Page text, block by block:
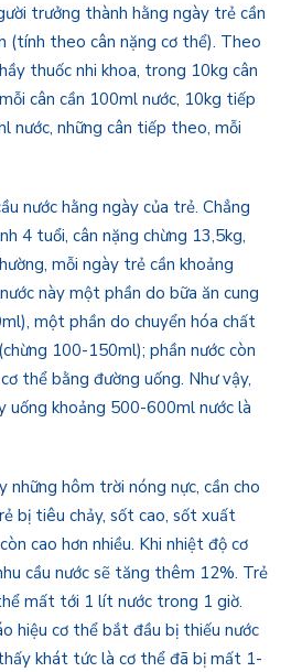
trưởng thành hằng ngày trẻ cần
(tính theo cân nặng cơ thể). Theo
thuốc nhi khoa, trong 10kg cân
cân cần 100ml nước, 10kg tiếp
nước, những cân tiếp theo, mỗi
nước hằng ngày của trẻ. Chẳng
4 tuổi, cân nặng chừng 13,5kg,
mỗi ngày trẻ cần khoảng
này một phần do bữa ăn cung
một phần do chuyển hóa chất
100-150ml); phần nước còn
thể bằng đường uống. Như vậy,
uống khoảng 500-600ml nước là
những hôm trời nóng nực, cần cho
bị tiêu chảy, sốt cao, sốt xuất
cao hơn nhiều. Khi nhiệt độ cơ
cầu nước sẽ tăng thêm 12%. Trẻ
mất tới 1 lít nước trong 1 giờ.
hiệu cơ thể bắt đầu bị thiếu nước
khát tức là cơ thể đã bị mất 1-